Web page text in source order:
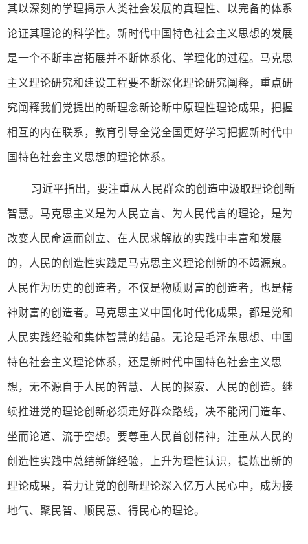
其以深刻的学理揭示人类社会发展的真理性、以完备的体系
论证其理论的科学性。新时代中国特色社会主义思想的发展
是一个不断丰富拓展并不断体系化、学理化的过程。马克思
主义理论研究和建设工程要不断深化理论研究阐释，重点研
究阐释我们党提出的新理念新论断中原理性理论成果，把握
相互的内在联系，教育引导全党全国更好学习把握新时代中
国特色社会主义思想的理论体系。
习近平指出，要注重从人民群众的创造中汲取理论创新
智慧。马克思主义是为人民立言、为人民代言的理论，是为
改变人民命运而创立、在人民求解放的实践中丰富和发展
的，人民的创造性实践是马克思主义理论创新的不竭源泉。
人民作为历史的创造者，不仅是物质财富的创造者，也是精
神财富的创造者。马克思主义中国化时代化成果，都是党和
人民实践经验和集体智慧的结晶。无论是毛泽东思想、中国
特色社会主义理论体系，还是新时代中国特色社会主义思
想，无不源自于人民的智慧、人民的探索、人民的创造。继
续推进党的理论创新必须走好群众路线，决不能闭门造车、
坐而论道、流于空想。要尊重人民首创精神，注重从人民的
创造性实践中总结新鲜经验，上升为理性认识，提炼出新的
理论成果，着力让党的创新理论深入亿万人民心中，成为接
地气、聚民智、顺民意、得民心的理论。